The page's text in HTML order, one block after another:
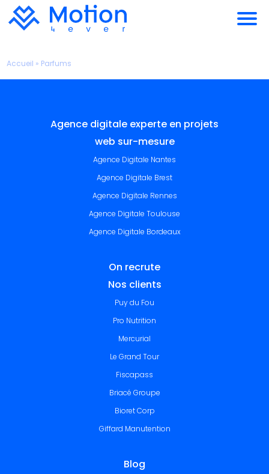
Accueil » Parfums
Agence digitale experte en projets
web sur-mesure
Agence Digitale Nantes
Agence Digitale Brest
Agence Digitale Rennes
Agence Digitale Toulouse
Agence Digitale Bordeaux
On recrute
Nos clients
Puy du Fou
Pro Nutrition
Mercurial
Le Grand Tour
Fiscapass
Briacé Groupe
Bioret Corp
Giffard Manutention
Blog